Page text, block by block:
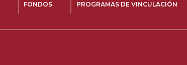
FONDOS PROGRAMAS DE VINCULACIÓN